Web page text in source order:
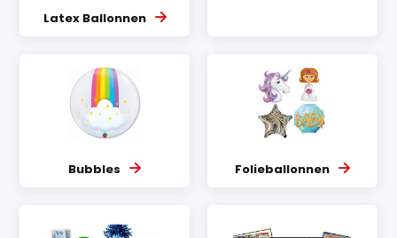
Latex Ballonnen
Bubbles Folieballonnen